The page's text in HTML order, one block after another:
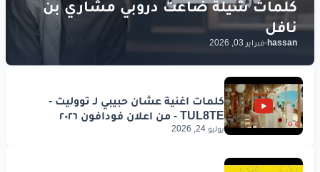
hassan
-فبراير 03, 2026
يوليو 24, 2026